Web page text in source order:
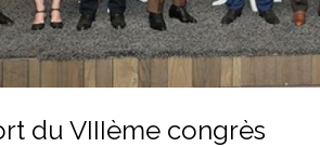
du VIIIème congrès